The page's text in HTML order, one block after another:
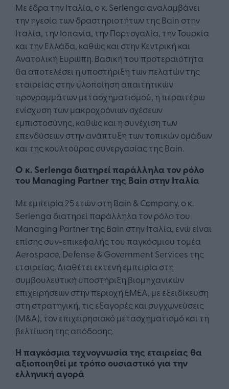
Με έδρα την Ιταλία, ο κ. Serlenga αναλαμβάνει
την ηγεσία των δραστηριοτήτων της Bain στην
Ιταλία, την Ισπανία, την Πορτογαλία, την Τουρκία
και την Ελλάδα, καθώς και στην Κεντρική και
Ανατολική Ευρώπη. Βασική του προτεραιότητα
θα αποτελέσει η υποστήριξη των πελατών της
εταιρείας στην υλοποίηση απαιτητικών
προγραμμάτων μετασχηματισμού, η περαιτέρω
ενίσχυση των μακροχρόνιων σχέσεων
εμπιστοσύνης, καθώς και η συνέχιση των
επενδύσεων στην ανάπτυξη των τοπικών ομάδων
και της κουλτούρας συνεργασίας της Bain.
Ο κ. Serlenga διατηρεί παράλληλα τον ρόλο
του Managing Partner της Bain στην Ιταλία
Με εμπειρία 25 ετών στη Bain & Company, ο κ.
Serlenga διατηρεί παράλληλα τον ρόλο του
Managing Partner της Bain στην Ιταλία, ενώ είναι
επίσης συν-επικεφαλής του παγκόσμιου τομέα
Aerospace, Defense & Government Services της
εταιρείας. Διαθέτει εκτενή εμπειρία στη
συμβουλευτική υποστήριξη βιομηχανικών
επιχειρήσεων στην περιοχή EMEA, με εξειδίκευση
στη στρατηγική, τις εξαγορές και συγχωνεύσεις
(M&A), τον επιχειρησιακό μετασχηματισμό και τη
βελτίωση της απόδοσης.
Η παγκόσμια τεχνογνωσία της εταιρείας θα
αξιοποιηθεί με τρόπο ουσιαστικό για την
ελληνική αγορά